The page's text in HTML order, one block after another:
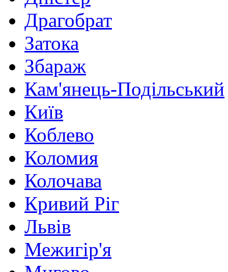
Драгобрат
Затока
Збараж
Кам'янець-Подільський
Київ
Коблево
Коломия
Колочава
Кривий Ріг
Львів
Межигір'я